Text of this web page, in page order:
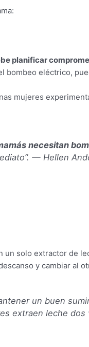
planificar
bombeo eléctrico,
mujeres
necesitan
— Hellen
un solo extractor de
y cambiar al
un buen
extraen leche